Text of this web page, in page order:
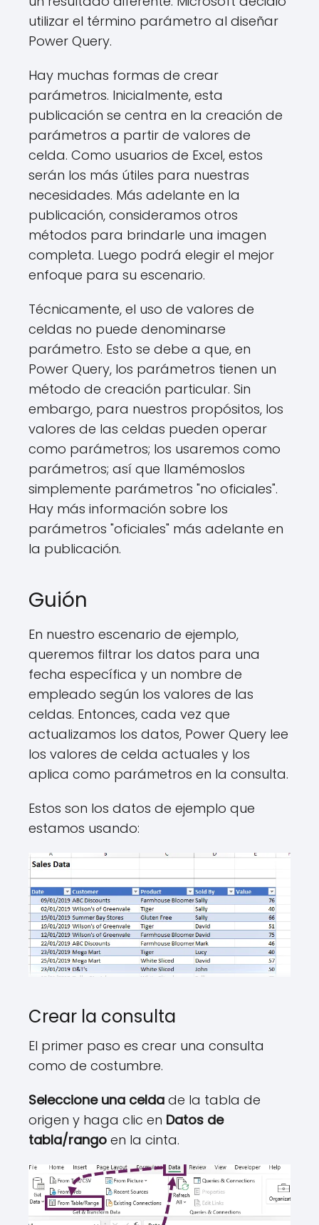
utilizar el término parámetro al diseñar
Power Query.
Hay muchas formas de crear
parámetros. Inicialmente, esta
publicación se centra en la creación de
parámetros a partir de valores de
celda. Como usuarios de Excel, estos
serán los más útiles para nuestras
necesidades. Más adelante en la
publicación, consideramos otros
métodos para brindarle una imagen
completa. Luego podrá elegir el mejor
enfoque para su escenario.
Técnicamente, el uso de valores de
celdas no puede denominarse
parámetro. Esto se debe a que, en
Power Query, los parámetros tienen un
método de creación particular. Sin
embargo, para nuestros propósitos, los
valores de las celdas pueden operar
como parámetros; los usaremos como
parámetros; así que llamémoslos
simplemente parámetros "no oficiales".
Hay más información sobre los
parámetros "oficiales" más adelante en
la publicación.
Guión
En nuestro escenario de ejemplo,
queremos filtrar los datos para una
fecha específica y un nombre de
empleado según los valores de las
celdas. Entonces, cada vez que
actualizamos los datos, Power Query lee
los valores de celda actuales y los
aplica como parámetros en la consulta.
Estos son los datos de ejemplo que
estamos usando:
Crear la consulta
El primer paso es crear una consulta
como de costumbre.
Seleccione una celda de la tabla de
origen y haga clic en Datos de
tabla/rango en la cinta.